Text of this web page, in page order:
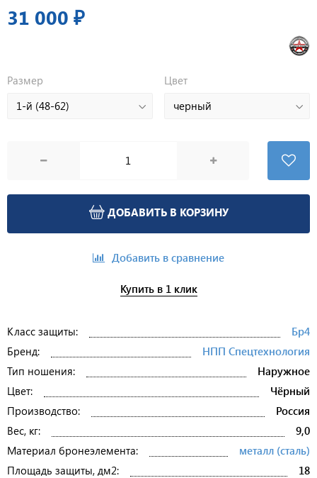
31 000 ₽
Размер Цвет
ДОБАВИТЬ В КОРЗИНУ
Добавить в сравнение
Купить в 1 клик
Класс защиты:
Бр4
Бренд:
НПП Спецтехнология
Тип ношения:
Наружное
Цвет:
Чёрный
Производство:
Россия
Вес, кг:
9,0
Материал бронеэлемента:
металл (сталь)
Площадь защиты, дм2:
18